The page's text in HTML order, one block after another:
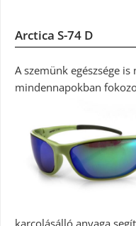
Arctica S-74 D
A szemünk egészsége
mindennapokban
karcolásálló anyaga